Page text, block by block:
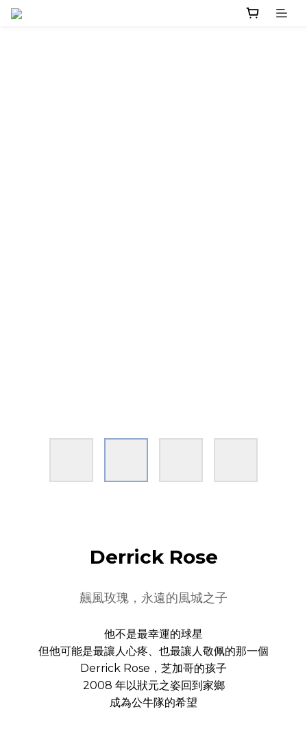
Derrick Rose
飆風玫瑰，永遠的風城之子
他不是最幸運的球星
但他可能是最讓人心疼、也最讓人敬佩的那一個
Derrick Rose，芝加哥的孩子
2008 年以狀元之姿回到家鄉
成為公牛隊的希望